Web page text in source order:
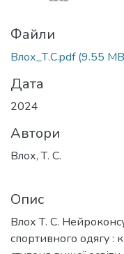
Файли
Влох_Т.С.pdf(9.55
Дата
2024
Автори
Влох, Т. C.
Опис
Влох Т. С.
спортивного одягу :